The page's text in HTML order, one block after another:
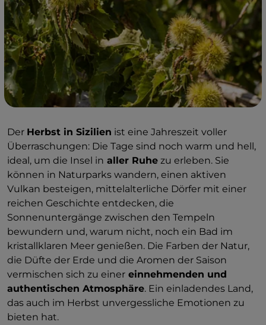
Der Herbst in Sizilien ist eine Jahreszeit voller
Überraschungen: Die Tage sind noch warm und hell,
ideal, um die Insel in aller Ruhe zu erleben. Sie
können in Naturparks wandern, einen aktiven
Vulkan besteigen, mittelalterliche Dörfer mit einer
reichen Geschichte entdecken, die
Sonnenuntergänge zwischen den Tempeln
bewundern und, warum nicht, noch ein Bad im
kristallklaren Meer genießen. Die Farben der Natur,
die Düfte der Erde und die Aromen der Saison
vermischen sich zu einer einnehmenden und
authentischen Atmosphäre. Ein einladendes Land,
das auch im Herbst unvergessliche Emotionen zu
bieten hat.